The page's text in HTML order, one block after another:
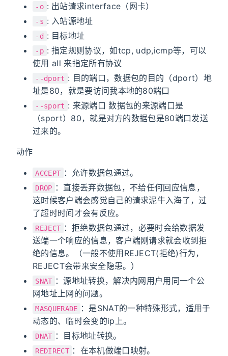
-o : 出站请求interface（网卡）
-s : 入站源地址
-d : 目标地址
-p : 指定规则协议，如tcp, udp,icmp等，可以
使用 all 来指定所有协议
--dport : 目的端口，数据包的目的（dport）地
址是80，就是要访问我本地的80端口
--sport : 来源端口 数据包的来源端口是
（sport）80，就是对方的数据包是80端口发送
过来的。
动作
ACCEPT ：允许数据包通过。
DROP ：直接丢弃数据包，不给任何回应信息，
这时候客户端会感觉自己的请求泥牛入海了，过
了超时时间才会有反应。
REJECT ：拒绝数据包通过，必要时会给数据发
送端一个响应的信息，客户端刚请求就会收到拒
绝的信息。（一般不使用REJECT(拒绝)行为，
REJECT会带来安全隐患。）
SNAT ：源地址转换，解决内网用户用同一个公
网地址上网的问题。
MASQUERADE ：是SNAT的一种特殊形式，适用于
动态的、临时会变的ip上。
DNAT ：目标地址转换。
REDIRECT ：在本机做端口映射。